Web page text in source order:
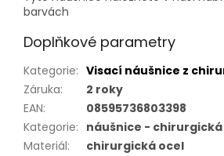
barvách
Doplňkové parametry
Kategorie: Visací náušnice z
Záruka:
2 roky
EAN:
08595736803398
Kategorie: náušnice -
Materiál:
chirurgická ocel